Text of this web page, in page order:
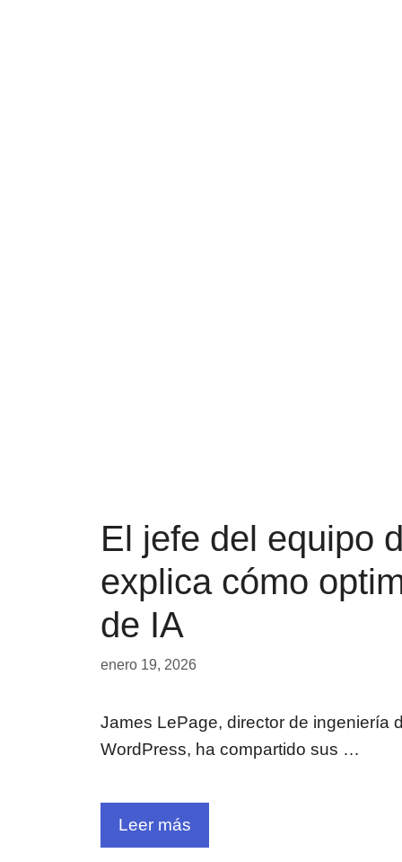
El jefe del equipo
explica cómo
de IA
enero 19, 2026
James LePage, director de ingeniería
WordPress, ha compartido sus …
Leer más